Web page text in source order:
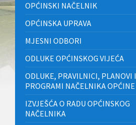
OPĆINSKI NAČELNIK
OPĆINSKA UPRAVA
MJESNI ODBORI
ODLUKE OPĆINSKOG VIJEĆA
ODLUKE, PRAVILNICI, PLANOVI I
PROGRAMI NAČELNIKA OPĆINE
IZVJEŠĆA O RADU OPĆINSKOG
NAČELNIKA